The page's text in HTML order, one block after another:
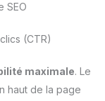
SEO
(CTR)
maximale. Le
haut de la page